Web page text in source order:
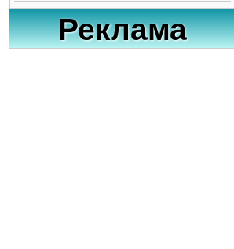
Реклама